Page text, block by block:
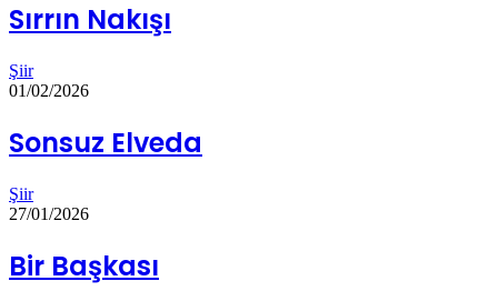
Sırrın Nakışı
Şiir
01/02/2026
Sonsuz Elveda
Şiir
27/01/2026
Bir Başkası